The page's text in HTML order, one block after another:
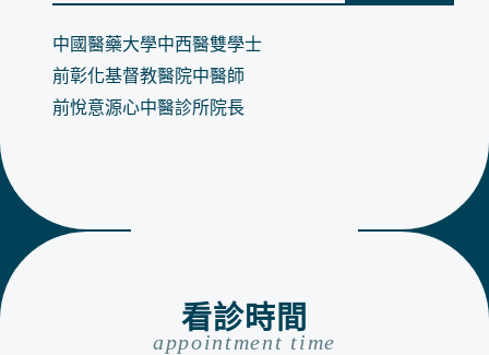
中國醫藥大學中西醫雙學士
前彰化基督教醫院中醫師
前悅意源心中醫診所院長
看診時間
appointment time